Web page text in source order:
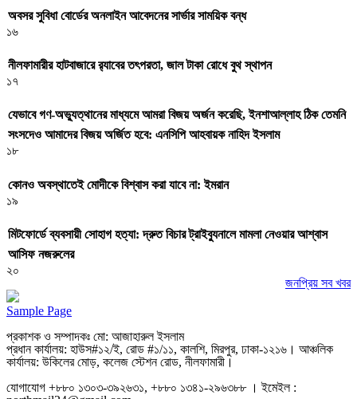
অবসর সুবিধা বোর্ডের অনলাইন আবেদনের সার্ভার সাময়িক বন্ধ
১৬
নীলফামারীর হাটবাজারে র‌্যাবের তৎপরতা, জাল টাকা রোধে বুথ স্থাপন
১৭
যেভাবে গণ-অভ্যুত্থানের মাধ্যমে আমরা বিজয় অর্জন করেছি, ইনশাআল্লাহ ঠিক তেমনি
সংসদেও আমাদের বিজয় অর্জিত হবে: এনসিপি আহবায়ক নাহিদ ইসলাম
১৮
কোনও অবস্থাতেই মোদীকে বিশ্বাস করা যাবে না: ইমরান
১৯
মিটফোর্ডে ব্যবসায়ী সোহাগ হত্যা: দ্রুত বিচার ট্রাইব্যুনালে মামলা নেওয়ার আশ্বাস
আসিফ নজরুলের
২০
জনপ্রিয় সব খবর
Sample Page
প্রকাশক ও সম্পাদকঃ মো: আজাহারুল ইসলাম
প্রধান কার্যালয়: হাউস#১২/ই, রোড #১/১১, কালশি, মিরপুর, ঢাকা-১২১৬। আঞ্চলিক
কার্যালয়: উকিলের মোড়, কলেজ স্টেশন রোড, নীলফামারী।
যোগাযোগ +৮৮০ ১৩০৩-৩৯২৬৩১, +৮৮০ ১৩৪১-২৯৬৩৮৮ । ইমেইল :